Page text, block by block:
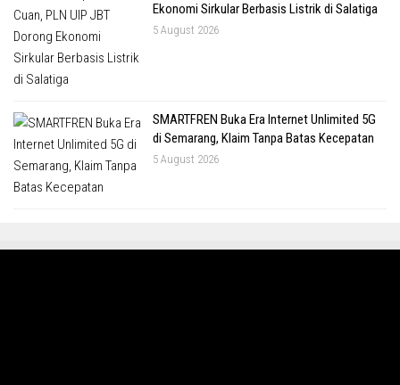
Ekonomi Sirkular Berbasis Listrik di Salatiga
5 August 2026
SMARTFREN Buka Era Internet Unlimited 5G
di Semarang, Klaim Tanpa Batas Kecepatan
5 August 2026